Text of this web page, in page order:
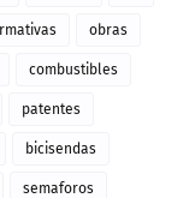
obras
combustibles
patentes
bicisendas
semaforos